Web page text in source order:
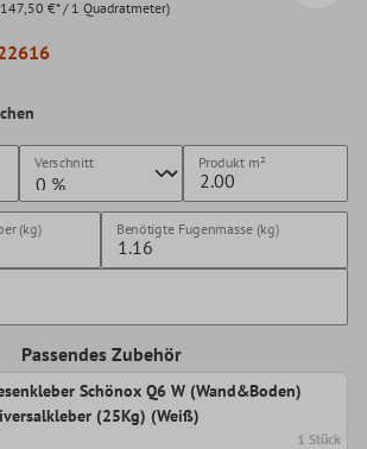
€* / 1 Quadratmeter)
Verschnitt Produkt m²
(kg) Benötigte Fugenmasse (kg)
Passendes Zubehör
Schönox Q6 W (Wand&Boden)
(25Kg) (Weiß)
1 Stück